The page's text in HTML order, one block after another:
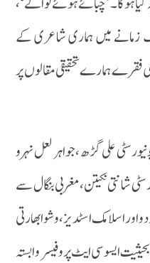
زمانے میں ہماری شاعری کے
ہمارے تحقیقی مقالوں پر
علی گڑھ ،جواہر لعل نہرو
شانتی نکیتن،مغربی بنگال سے
اور اسلامک اسٹدیز ،وشوابھارتی
ایسو سی ایٹ پروفیسر وابستہ